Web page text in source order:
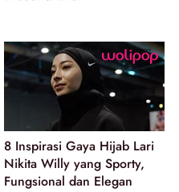
8 Inspirasi Gaya Hijab Lari
Nikita Willy yang Sporty,
Fungsional dan Elegan